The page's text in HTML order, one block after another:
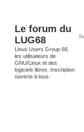
Le forum du
LUG68
Linux Users Group 68,
les utilisateurs de
GNU/Linux et des
logiciels libres. Inscription
ouverte à tous.